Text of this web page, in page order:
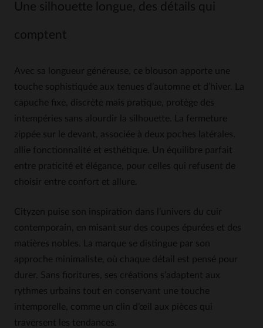
Une silhouette longue, des détails qui
comptent
Avec sa longueur généreuse, ce blouson apporte une
touche sophistiquée aux tenues d’automne et d’hiver. La
capuche fixe, discrète mais pratique, protège des
intempéries sans alourdir la silhouette. La fermeture
zippée sur le devant, associée à deux poches latérales,
allie fonctionnalité et esthétique. Un équilibre parfait
entre praticité et élégance, pour celles qui refusent de
choisir entre confort et allure.
Cityzen puise son inspiration dans l’univers du cuir
contemporain, en misant sur des coupes épurées et des
matières nobles. La marque se distingue par son
approche minimaliste, où chaque détail est pensé pour
durer. Sans fioritures, ses créations s’adaptent aux
rythmes urbains tout en conservant une touche
intemporelle, comme un clin d’œil aux pièces qui
traversent les tendances.